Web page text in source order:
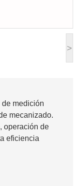
>
medición
mecanizado.
operación de
eficiencia